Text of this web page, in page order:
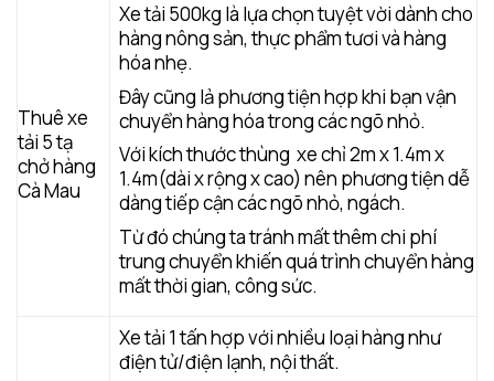
Thuê xe
tải 5 tạ
chở hàng
Cà Mau
Xe tải 500kg là lựa chọn tuyệt vời dành cho
hàng nông sản, thực phẩm tươi và hàng
hóa nhẹ.
Đây cũng lả phương tiện hợp khi bạn vận
chuyển hàng hóa trong các ngõ nhỏ.
Với kích thước thùng xe chỉ 2m x 1.4m x
1.4m(dài x rộng x cao) nên phương tiện dễ
dàng tiếp cận các ngõ nhỏ, ngách.
Từ đó chúng ta tránh mất thêm chi phí
trung chuyển khiến quá trình chuyển hàng
mất thời gian, công sức.
Xe tải 1 tấn hợp với nhiều loại hàng như
điện tử/điện lạnh, nội thất.